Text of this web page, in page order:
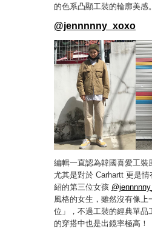
的色系凸顯工裝的輪廓美感。
@jennnnny_xoxo
編輯一直認為韓國喜愛工裝
尤其是對於 Carhartt 更是
紹的第三位女孩
風格的女生，雖然沒有像上
位」，不過工裝的經典單品
的穿搭中也是出鏡率極高！